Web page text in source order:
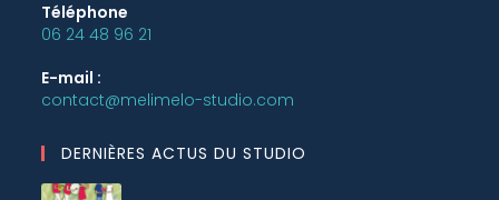
Téléphone
06 24 48 96 21
E-mail :
contact@melimelo-studio.com
DERNIÈRES ACTUS DU STUDIO